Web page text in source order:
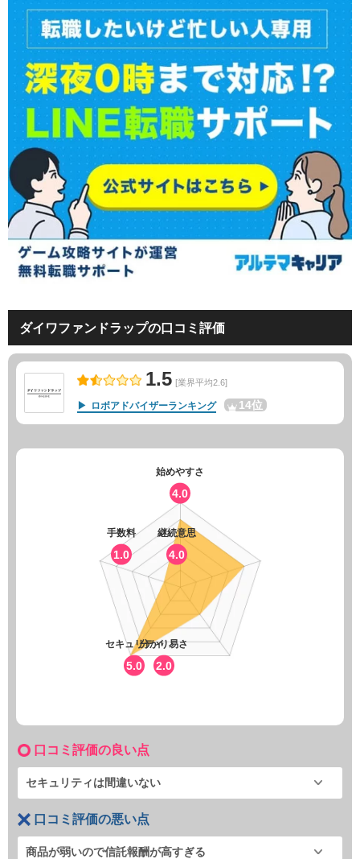
ダイワファンドラップの口コミ評価
1.5 [業界平均2.6]
ロボアドバイザーランキング 14位
始めやすさ
4.0
継続意思
4.0
分かり易さ
2.0
セキュリティ
5.0
手数料
1.0
口コミ評価の良い点
セキュリティは間違いない
口コミ評価の悪い点
商品が弱いので信託報酬が高すぎる